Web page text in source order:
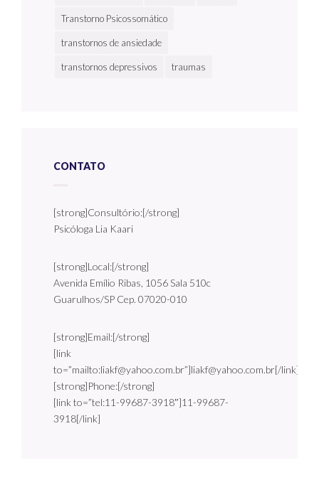
Transtorno Psicossomático
transtornos de ansiedade
transtornos depressivos traumas
CONTATO
[strong]Consultório:[/strong]
Psicóloga Lia Kaari
[strong]Local:[/strong]
Avenida Emílio Ribas, 1056 Sala 510c
Guarulhos/SP Cep. 07020-010
[strong]Email:[/strong]
[link
to=”mailto:liakf@yahoo.com.br”]liakf@yahoo.com.br[/link]
[strong]Phone:[/strong]
[link to=”tel:11-99687-3918″]11-99687-
3918[/link]